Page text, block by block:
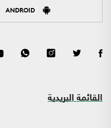
ANDROID
القائمة البريدية